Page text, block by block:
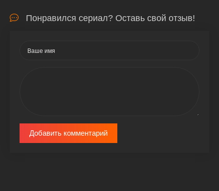
Понравился сериал? Оставь свой отзыв!
Добавить комментарий